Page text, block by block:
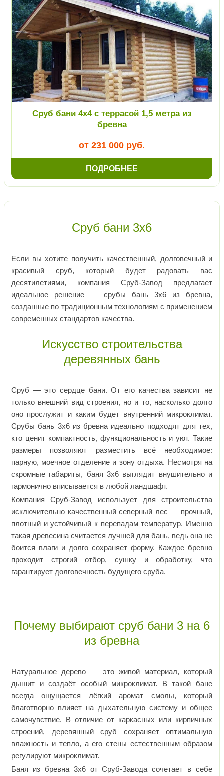
Сруб бани 4х4 с террасой 1,5 метра из
бревна
от 231 000 руб.
ПОДРОБНЕЕ
Сруб бани 3х6
Если вы хотите получить качественный, долговечный и
красивый сруб, который будет радовать вас
десятилетиями, компания Сруб-Завод предлагает
идеальное решение — срубы бань 3х6 из бревна,
созданные по традиционным технологиям с применением
современных стандартов качества.
Искусство строительства
деревянных бань
Сруб — это сердце бани. От его качества зависит не
только внешний вид строения, но и то, насколько долго
оно прослужит и каким будет внутренний микроклимат.
Срубы бань 3х6 из бревна идеально подходят для тех,
кто ценит компактность, функциональность и уют. Такие
размеры позволяют разместить всё необходимое:
парную, моечное отделение и зону отдыха. Несмотря на
скромные габариты, баня 3х6 выглядит внушительно и
гармонично вписывается в любой ландшафт.
Компания Сруб-Завод использует для строительства
исключительно качественный северный лес — прочный,
плотный и устойчивый к перепадам температур. Именно
такая древесина считается лучшей для бань, ведь она не
боится влаги и долго сохраняет форму. Каждое бревно
проходит строгий отбор, сушку и обработку, что
гарантирует долговечность будущего сруба.
Почему выбирают сруб бани 3 на 6
из бревна
Натуральное дерево — это живой материал, который
дышит и создаёт особый микроклимат. В такой бане
всегда ощущается лёгкий аромат смолы, который
благотворно влияет на дыхательную систему и общее
самочувствие. В отличие от каркасных или кирпичных
строений, деревянный сруб сохраняет оптимальную
влажность и тепло, а его стены естественным образом
регулируют микроклимат.
Баня из бревна 3х6 от Сруб-Завода сочетает в себе